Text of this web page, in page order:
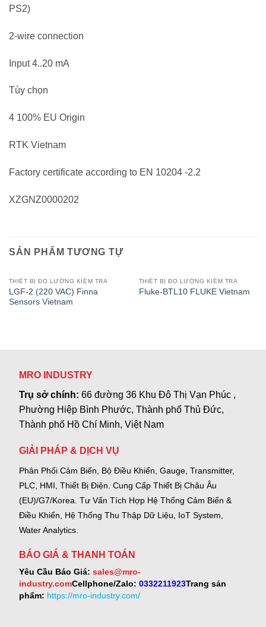
PS2)
2-wire connection
Input 4..20 mA
Tùy chọn
4 100% EU Origin
RTK Vietnam
Factory certificate according to EN 10204 -2.2
XZGNZ0000202
SẢN PHẨM TƯƠNG TỰ
THIẾT BỊ ĐO LƯỜNG KIỂM TRA
LGF-2 (220 VAC) Finna
Sensors Vietnam
THIẾT BỊ ĐO LƯỜNG KIỂM TRA
Fluke-BTL10 FLUKE Vietnam
MRO INDUSTRY
Trụ sở chính:66 đường 36 Khu Đô Thị Vạn Phúc ,
Phường Hiệp Bình Phước, Thành phố Thủ Đức,
Thành phố Hồ Chí Minh, Việt Nam
GIẢI PHÁP & DỊCH VỤ
Phân Phối Cảm Biến, Bộ Điều Khiển, Gauge, Transmitter,
PLC, HMI, Thiết Bị Điện. Cung Cấp Thiết Bị Châu Âu
(EU)/G7/Korea. Tư Vấn Tích Hợp Hệ Thống Cảm Biến &
Điều Khiển, Hệ Thống Thu Thập Dữ Liệu, IoT System,
Water Analytics.
BÁO GIÁ & THANH TOÁN
Yêu Cầu Báo Giá: sales@mro-
industry.comCellphone/Zalo: 0332211923Trang sản
phẩm: https://mro-industry.com/